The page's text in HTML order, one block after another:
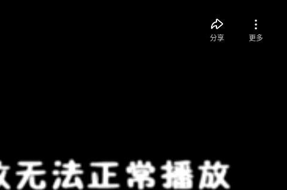
分享 更多